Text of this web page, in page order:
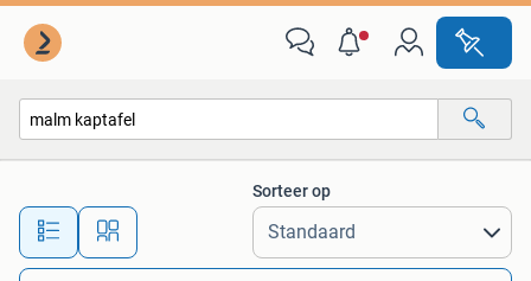
Alle afstanden…
Sorteer op